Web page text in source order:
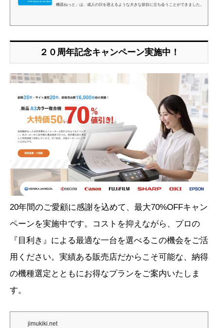
機器ねっと」は、成人の日を迎えるような大きな節目に立ち会うことができました。
２０周年記念キャンペーン実施中！
20年間のご愛顧に感謝を込めて、最大70%OFFキャン
ペーンを実施中です。コストを抑えながら、プロの
『目利き』による最適な一台を選べるこの機会をご活
用ください。実績ある販売店だからこそ可能な、納得
の機種選定とともにお得なプランをご案内いたしま
す。
jimukiki.net